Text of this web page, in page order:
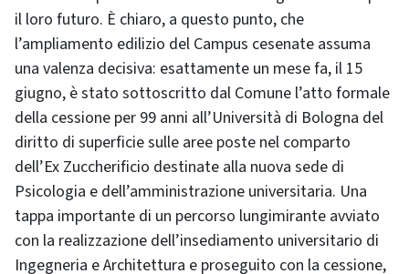
il loro futuro. È chiaro, a questo punto, che
l’ampliamento edilizio del Campus cesenate assuma
una valenza decisiva: esattamente un mese fa, il 15
giugno, è stato sottoscritto dal Comune l’atto formale
della cessione per 99 anni all’Università di Bologna del
diritto di superficie sulle aree poste nel comparto
dell’Ex Zuccherificio destinate alla nuova sede di
Psicologia e dell’amministrazione universitaria. Una
tappa importante di un percorso lungimirante avviato
con la realizzazione dell’insediamento universitario di
Ingegneria e Architettura e proseguito con la cessione,